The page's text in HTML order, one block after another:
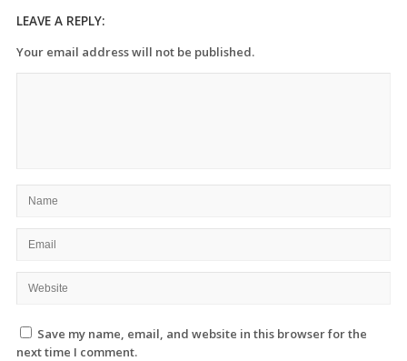
LEAVE A REPLY:
Your email address will not be published.
Save my name, email, and website in this browser for the
next time I comment.